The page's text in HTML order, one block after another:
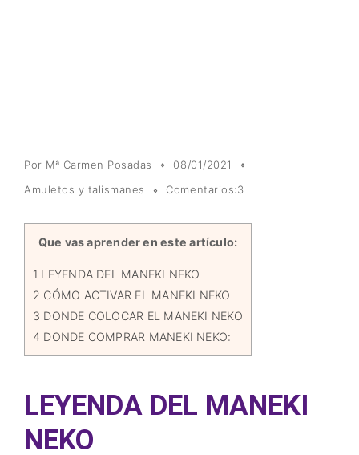
Por Mª Carmen Posadas
08/01/2021
Amuletos y talismanes
Comentarios:3
Que vas aprender en este artículo:
1 LEYENDA DEL MANEKI NEKO
2 CÓMO ACTIVAR EL MANEKI NEKO
3 DONDE COLOCAR EL MANEKI NEKO
4 DONDE COMPRAR MANEKI NEKO:
LEYENDA DEL MANEKI
NEKO